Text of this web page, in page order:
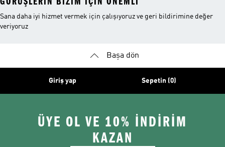
Sana daha iyi hizmet vermek için çalışıyoruz ve geri bildirimine değer
veriyoruz
Başa dön
Giriş yap Sepetin (0)
ÜYE OL VE 10% İNDİRİM
KAZAN